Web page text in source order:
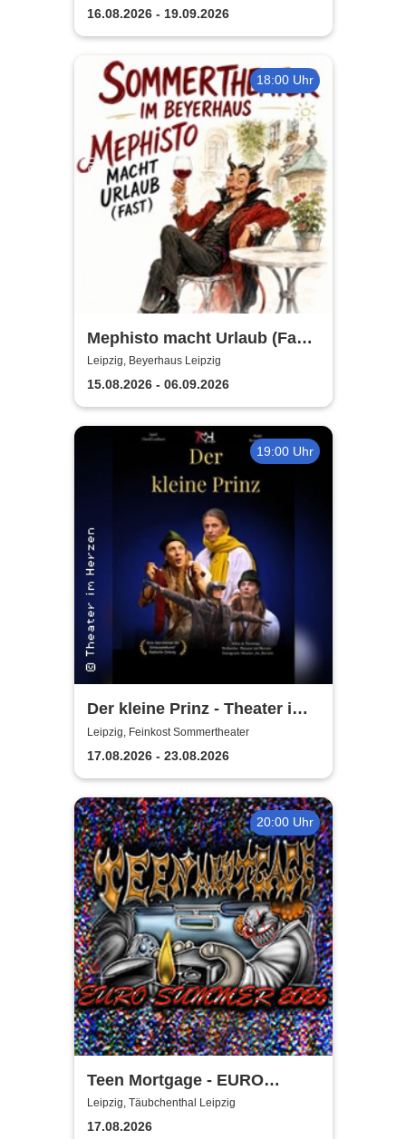
Abend
16.08.2026 - 19.09.2026
18:00 Uhr
Mephisto macht Urlaub (Fast)
- Sommertheater im
Beyerhaus Leipzig
Leipzig, Beyerhaus Leipzig
15.08.2026 - 06.09.2026
19:00 Uhr
Der kleine Prinz - Theater im
Herzen
Leipzig, Feinkost Sommertheater
17.08.2026 - 23.08.2026
20:00 Uhr
Teen Mortgage - EURO
SUMMER 2026
Leipzig, Täubchenthal Leipzig
17.08.2026